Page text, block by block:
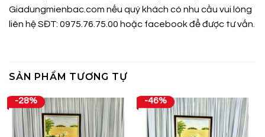
Giadungmienbac.com nếu quý khách có nhu cầu vui lòng
liên hệ SĐT: 0975.76.75.00 hoặc facebookđể được tư vấn.
SẢN PHẨM TƯƠNG TỰ
-28% -46%